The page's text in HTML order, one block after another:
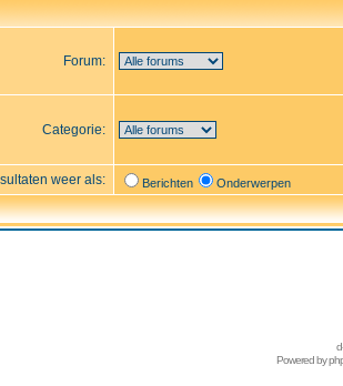
Forum:
Categorie:
weer als: Berichten Onderwerpen
Powered by